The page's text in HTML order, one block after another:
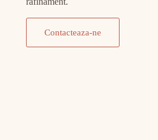
Contacteaza-ne